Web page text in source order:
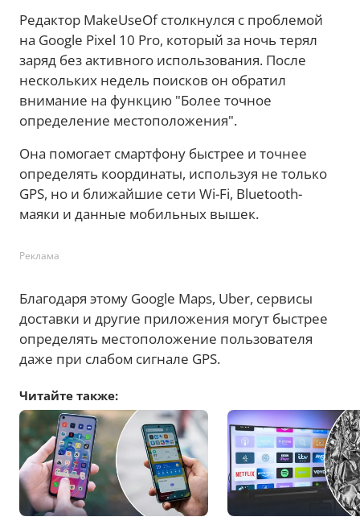
Редактор MakeUseOf столкнулся с проблемой
на Google Pixel 10 Pro, который за ночь терял
заряд без активного использования. После
нескольких недель поисков он обратил
внимание на функцию "Более точное
определение местоположения".
Она помогает смартфону быстрее и точнее
определять координаты, используя не только
GPS, но и ближайшие сети Wi-Fi, Bluetooth-
маяки и данные мобильных вышек.
Реклама
Благодаря этому Google Maps, Uber, сервисы
доставки и другие приложения могут быстрее
определять местоположение пользователя
даже при слабом сигнале GPS.
Читайте также: